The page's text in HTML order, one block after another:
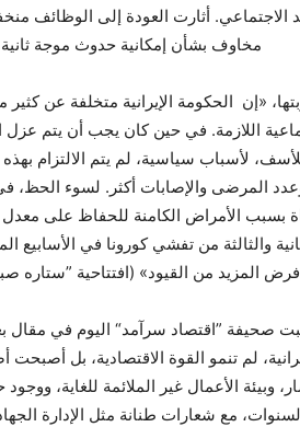
أثارت العودة إلى الوظائف
مخاوف بشأن إمكانية حدوث موجة
«إن الحكومة الإيرانية متخلفة عن
اللازمة. في حين كان يجب أن يتم عزل
لأسباب سياسية، لم يتم الالتزام بهذه
المرضى والإصابات أكثر. لسوء الحظ،
بسبب الأمراض الكامنة للحفاظ على معدل
والثالثة من تفشي كورونا في الأسابيع
المزيد من القيود» (افتتاحية ”ستاره صبح“ 26
صحيفة ”اقتصاد سرآمد“ اليوم في مقال
لم تنمو القوة الاقتصادية، بل
وبيئة الأعمال غير الملائمة للغاية،
مع شعارات طنانة مثل الإدارة